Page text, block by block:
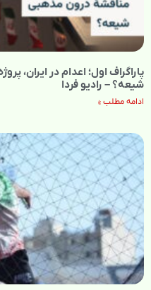
پاراگراف اول؛ اعدام در ایران،
شیعه؟ – رادیو فردا
ادامه مطلب »